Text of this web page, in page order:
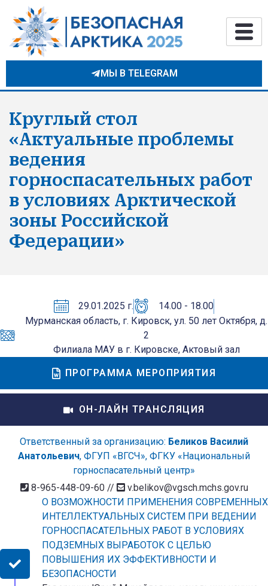
МЫ В TELEGRAM
Круглый стол
«Актуальные проблемы
ведения
горноспасательных работ
в условиях Арктической
зоны Российской
Федерации»
29.01.2025 г.
14.00 - 18.00
Мурманская область, г. Кировск, ул. 50 лет Октября, д.
2
Филиала МАУ в г. Кировске, Актовый зал
ПРОГРАММА МЕРОПРИЯТИЯ
ОН-ЛАЙН ТРАНСЛЯЦИЯ
Ответственный за организацию: Беликов Василий
Анатольевич, ФГУП «ВГСЧ», ФГКУ «Национальный
горноспасательный центр»
8-965-448-09-60 //
v.belikov@vgsch.mchs.gov.ru
О ВОЗМОЖНОСТИ ПРИМЕНЕНИЯ СОВРЕМЕННЫХ
ИНТЕЛЛЕКТУАЛЬНЫХ СИСТЕМ ПРИ ВЕДЕНИИ
ГОРНОСПАСАТЕЛЬНЫХ РАБОТ В УСЛОВИЯХ
ПОДЗЕМНЫХ ВЫРАБОТОК С ЦЕЛЬЮ
ПОВЫШЕНИЯ ИХ ЭФФЕКТИВНОСТИ И
БЕЗОПАСНОСТИ